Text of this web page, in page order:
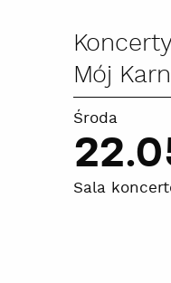
Mój
Środa
Sala